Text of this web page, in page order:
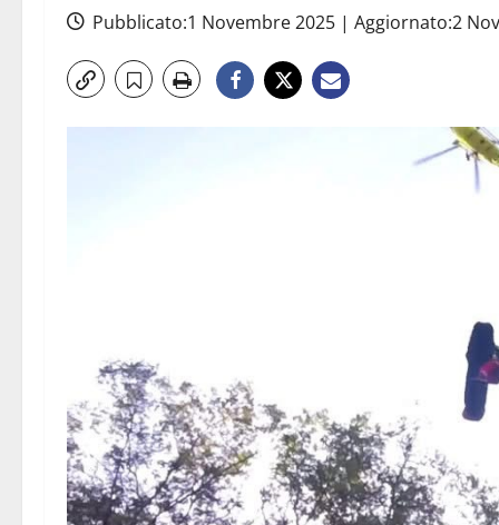
Pubblicato:1 Novembre 2025 | Aggiornato:2